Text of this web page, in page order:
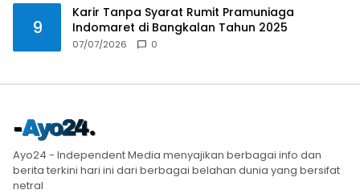
9
Karir Tanpa Syarat Rumit Pramuniaga
Indomaret di Bangkalan Tahun 2025
07/07/2026 0
Ayo24 - Independent Media menyajikan berbagai info dan
berita terkini hari ini dari berbagai belahan dunia yang bersifat
netral